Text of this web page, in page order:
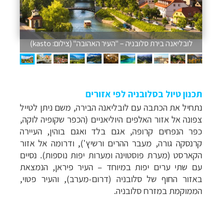
לובליאנה בירת סלובניה – "העיר האהובה" (צילום: kasto)
תכנון טיול בסלובניה לפי אזורים
נתחיל את הכתבה עם לובליאנה הבירה, משם ניתן לטייל
צפונה אל אזור האלפים היוליאניים (הכפר שקופיה לוקה,
כפר הנפחים קרופה, אגם בלד ואגם בוהין, העיירה
קרנסקה גורה, מעבר ההרים ורשיץ'), ודרומה אל אזור
הקארסט (מערת פוסטוינה ומערות יפות נוספות). נסיים
עם שתי ערים יפות במיוחד – העיר פיראן, הנמצאת
באזור החוף של סלובניה (דרום-מערב), והעיר פטוי,
הממוקמת במזרח סלובניה.